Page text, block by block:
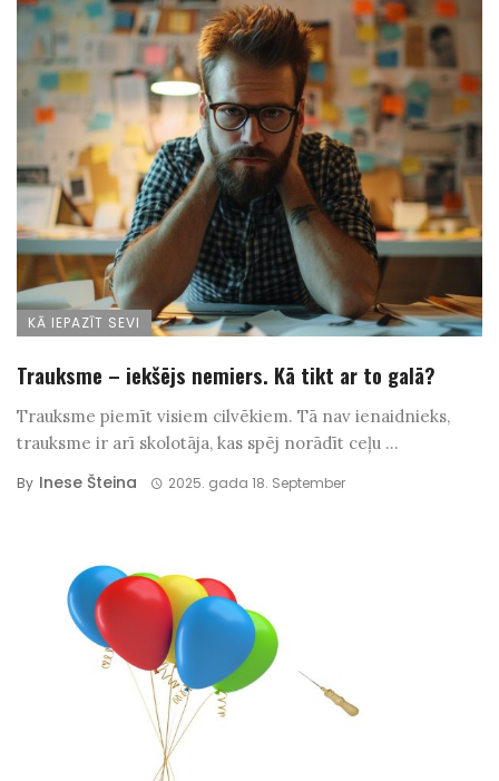
KĀ IEPAZĪT SEVI
Trauksme – iekšējs nemiers. Kā tikt ar to galā?
Trauksme piemīt visiem cilvēkiem. Tā nav ienaidnieks,
trauksme ir arī skolotāja, kas spēj norādīt ceļu ...
By Inese Šteina 2025. gada 18. September